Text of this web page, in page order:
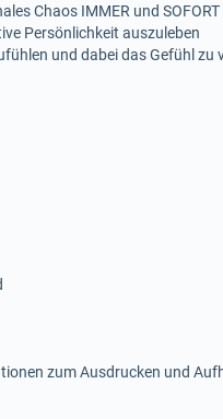
Chaos IMMER und
Persönlichkeit auszuleben
und dabei das Gefühl
zum Ausdrucken und